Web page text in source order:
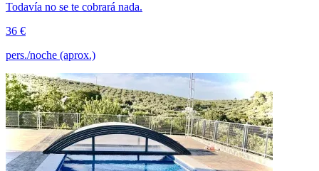
Todavía no se te cobrará nada.
36 €
pers./noche (aprox.)